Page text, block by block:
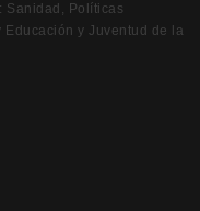
Sanidad, Políticas
y Juventud de la